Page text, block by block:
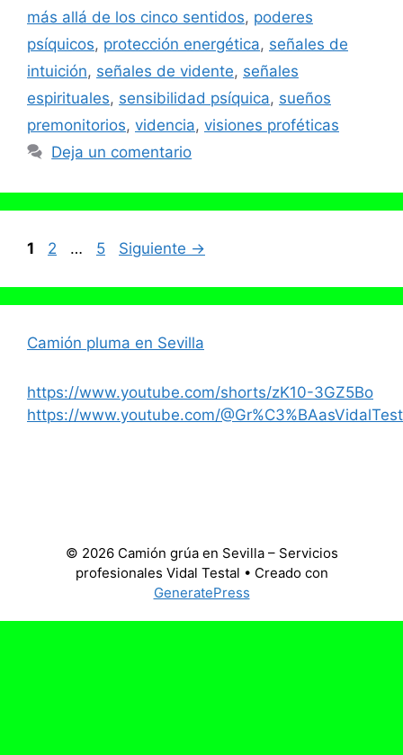
más allá de los cinco sentidos, poderes
psíquicos, protección energética, señales de
intuición, señales de vidente, señales
espirituales, sensibilidad psíquica, sueños
premonitorios, videncia, visiones proféticas
Deja un comentario
Página
1 Página
2 … Página
5 Siguiente →
Camión pluma en Sevilla
https://www.youtube.com/shorts/zK10-3GZ5Bo
https://www.youtube.com/
© 2026 Camión grúa en Sevilla – Servicios
profesionales Vidal Testal • Creado con
GeneratePress